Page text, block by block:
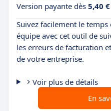
Version payante dès 5,40
Suivez facilement le
équipe avec cet outil de
les erreurs de facturation
de votre entreprise.
Voir plus de détails
En